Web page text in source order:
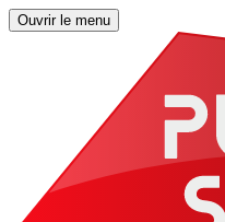
Ouvrir le menu